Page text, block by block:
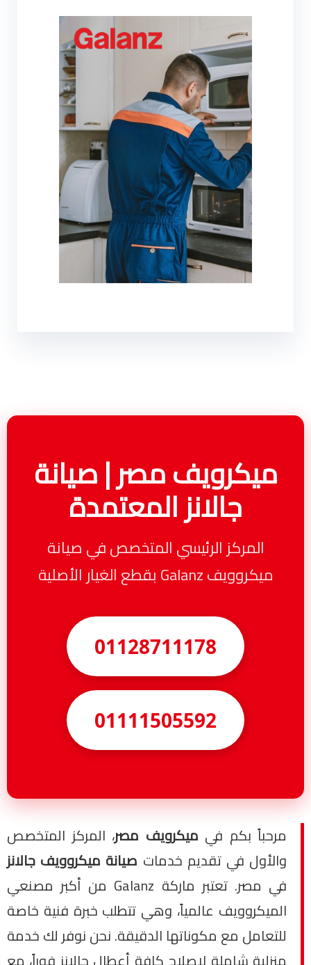
ميكرويف مصر | صيانة
جالانز المعتمدة
المركز الرئيسي المتخصص في صيانة
ميكروويف Galanz بقطع الغيار الأصلية
01128711178
01111505592
مرحباً بكم في ميكرويف مصر، المركز المتخصص
والأول في تقديم خدمات صيانة ميكروويف جالانز
في مصر. تعتبر ماركة Galanz من أكبر مصنعي
الميكروويف عالمياً، وهي تتطلب خبرة فنية خاصة
للتعامل مع مكوناتها الدقيقة. نحن نوفر لك خدمة